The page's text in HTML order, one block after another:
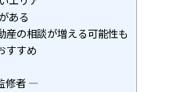
ある
産の相談が増える可能性も
すすめ
修者 ―